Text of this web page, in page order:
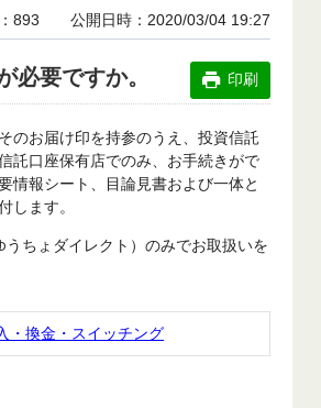
893 公開日時 2020/03/04 19:27
必要ですか。 印刷
のお届け印を持参のうえ、投資信託
託口座保有店でのみ、お手続きがで
情報シート、目論見書および一体と
します。
ちょダイレクト）のみでお取扱いを
・換金・スイッチング